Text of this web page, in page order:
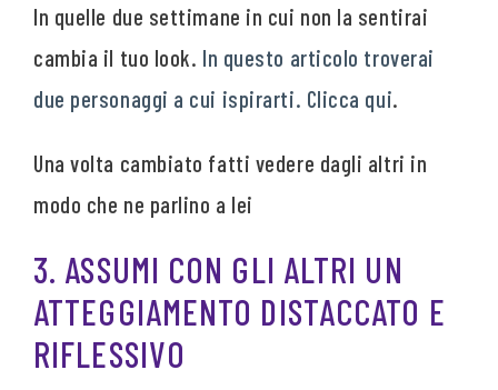
In quelle due settimane in cui non la sentirai
cambia il tuo look. In questo articolo troverai
due personaggi a cui ispirarti. Clicca qui.
Una volta cambiato fatti vedere dagli altri in
modo che ne parlino a lei
3. ASSUMI CON GLI ALTRI UN
ATTEGGIAMENTO DISTACCATO E
RIFLESSIVO